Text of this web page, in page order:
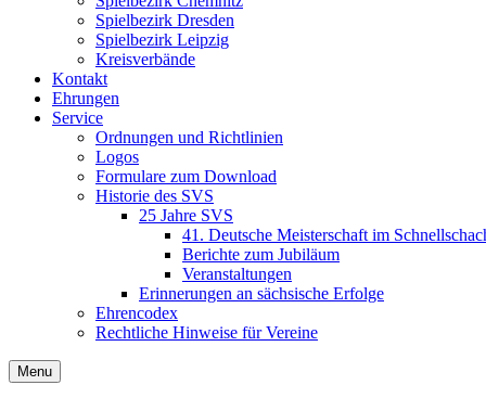
Spielbezirk Dresden
Spielbezirk Leipzig
Kreisverbände
Kontakt
Ehrungen
Service
Ordnungen und Richtlinien
Logos
Formulare zum Download
Historie des SVS
25 Jahre SVS
41. Deutsche Meisterschaft im
Berichte zum Jubiläum
Veranstaltungen
Erinnerungen an sächsische Erfolge
Ehrencodex
Rechtliche Hinweise für Vereine
Menu